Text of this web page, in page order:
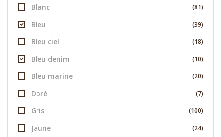
Blanc (81)
Bleu (39)
Bleu ciel (18)
Bleu denim (10)
Bleu marine (20)
Doré (7)
Gris (100)
Jaune (24)